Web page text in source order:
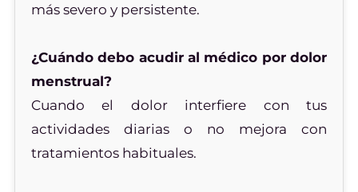
más severo y persistente.
¿Cuándo debo acudir al médico por dolor
menstrual?
Cuando el dolor interfiere con tus
actividades diarias o no mejora con
tratamientos habituales.